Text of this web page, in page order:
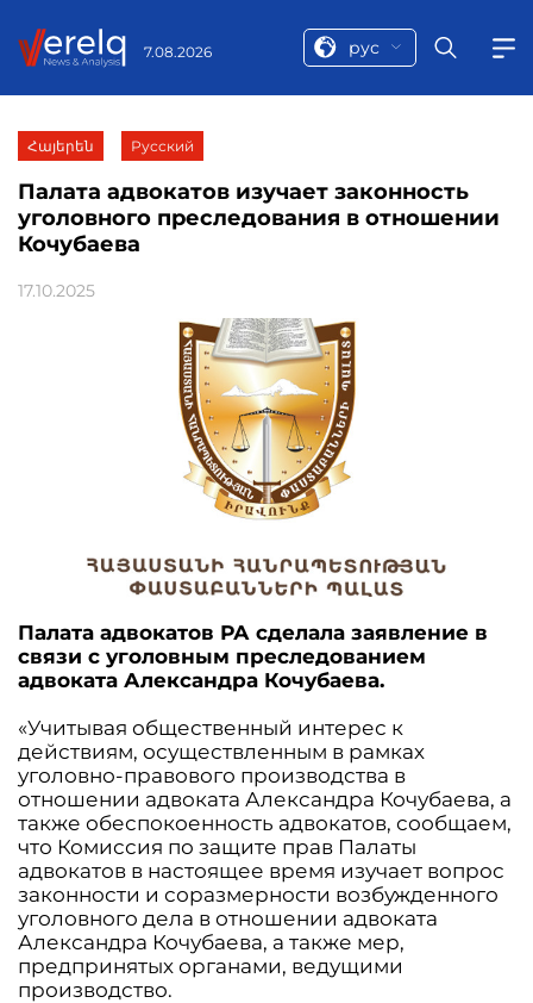
7.08.2026 рус
Հայերեն Русский
Палата адвокатов изучает законность
уголовного преследования в отношении
Кочубаева
17.10.2025
Палата адвокатов РА сделала заявление в
связи с уголовным преследованием
адвоката Александра Кочубаева.
«Учитывая общественный интерес к
действиям, осуществленным в рамках
уголовно-правового производства в
отношении адвоката Александра Кочубаева, а
также обеспокоенность адвокатов, сообщаем,
что Комиссия по защите прав Палаты
адвокатов в настоящее время изучает вопрос
законности и соразмерности возбужденного
уголовного дела в отношении адвоката
Александра Кочубаева, а также мер,
предпринятых органами, ведущими
производство.